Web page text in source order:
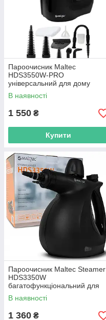
Пароочисник Maltec
HDS3550W-PRO
універсальний для дому
офісу R_2538
В наявності
1 550 ₴
Купити
Пароочисник Maltec Steamer
HDS3350W
багатофункціональний для
дому R_2493
В наявності
1 360 ₴